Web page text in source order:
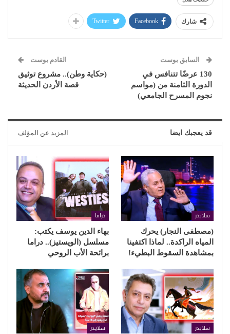
شارك Facebook
Twitter
السابق بوست
130 عرضًا تتنافس في
الدورة الثامنة من (مواسم
نجوم المسرح الجامعي)
القادم بوست
(حكاية وطن).. مشروع توثيق
قصة الأردن الحديثة
قد يعجبك ايضا المزيد عن المؤلف
سلايدر
(مصطفى النجار) يحرك
المياه الراكدة.. لماذا اكتفينا
بمشاهدة السقوط البطيء!
دراما
بهاء الدين يوسف يكتب:
مسلسل (الويستيز).. دراما
برائحة الأب الروحي
سلايدر سلايدر